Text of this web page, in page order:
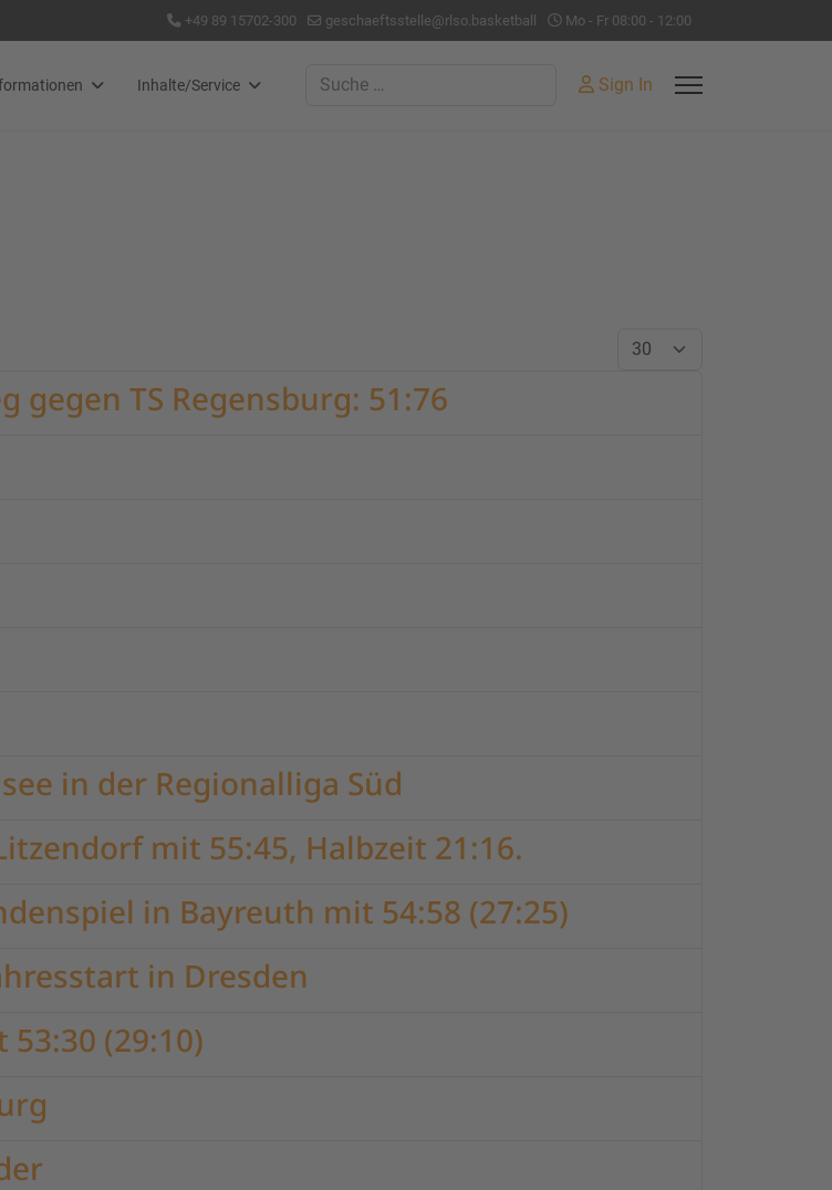
+49 89 15702-300 geschaeftsstelle@rlso.basketball Mo - Fr 08:00 - 12:00
Inhalte/Service Suchen Sign In
Anzeige #
gegen TS Regensburg: 51:76
in der Regionalliga Süd
mit 55:45, Halbzeit 21:16.
in Bayreuth mit 54:58 (27:25)
in Dresden
(29:10)